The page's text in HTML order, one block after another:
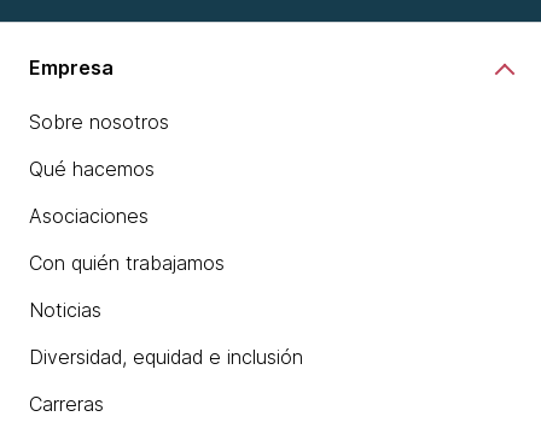
Empresa
Sobre nosotros
Qué hacemos
Asociaciones
Con quién trabajamos
Noticias
Diversidad, equidad e inclusión
Carreras